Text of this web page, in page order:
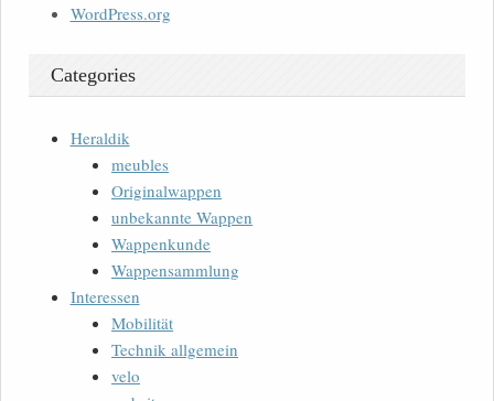
WordPress.org
Categories
Heraldik
meubles
Originalwappen
unbekannte Wappen
Wappenkunde
Wappensammlung
Interessen
Mobilität
Technik allgemein
velo